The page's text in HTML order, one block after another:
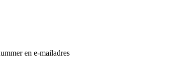
en e-mailadres